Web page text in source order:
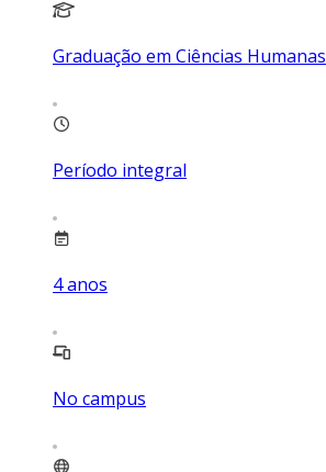
Graduação em Ciências Humanas
Período integral
4anos
No campus